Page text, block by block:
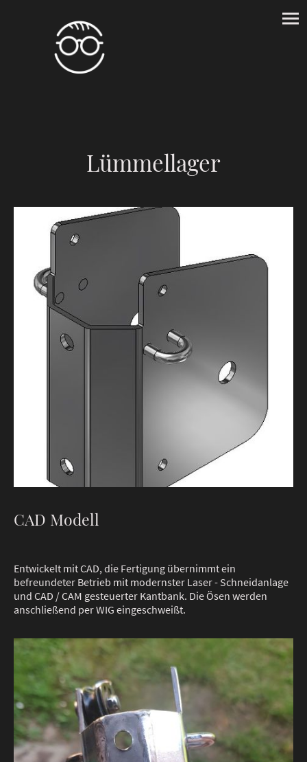
Lümmellager
CAD Modell
Entwickelt mit CAD, die Fertigung übernimmt ein
befreundeter Betrieb mit modernster Laser - Schneidanlage
und CAD / CAM gesteuerter Kantbank. Die Ösen werden
anschließend per WIG eingeschweißt.